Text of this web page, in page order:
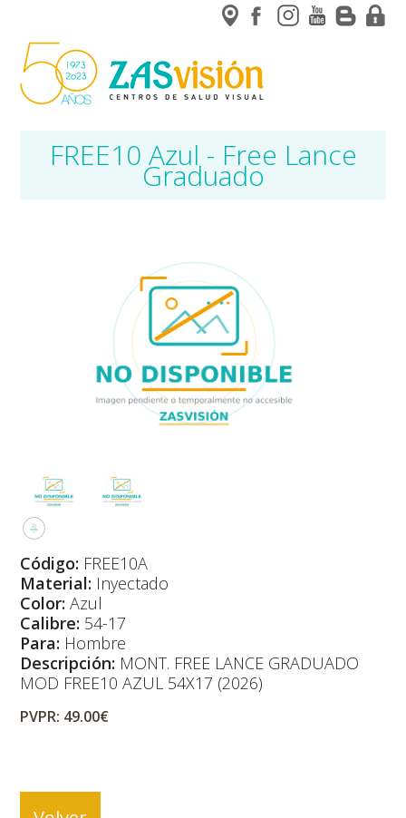
FREE10 Azul - Free Lance
Graduado
Código: FREE10A
Material: Inyectado
Color: Azul
Calibre: 54-17
Para: Hombre
Descripción: MONT. FREE LANCE GRADUADO
MOD FREE10 AZUL 54X17 (2026)
PVPR: 49.00€